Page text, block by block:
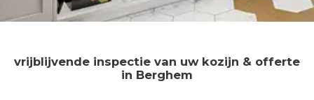
vrijblijvende inspectie van uw kozijn & offerte
in Berghem